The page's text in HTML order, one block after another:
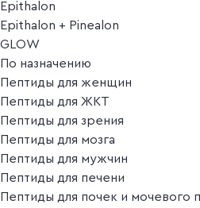
Epithalon
Epithalon + Pinealon
GLOW
По назначению
Пептиды для женщин
Пептиды для ЖКТ
Пептиды для зрения
Пептиды для мозга
Пептиды для мужчин
Пептиды для печени
Пептиды для почек и мочевого